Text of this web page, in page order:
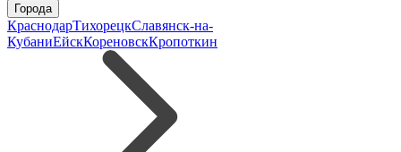
Города
КраснодарТихорецкСлавянск-на-
КубаниЕйскКореновскКропоткин